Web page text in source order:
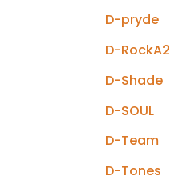
D-pryde
D-RockA2
D-Shade
D-SOUL
D-Team
D-Tones